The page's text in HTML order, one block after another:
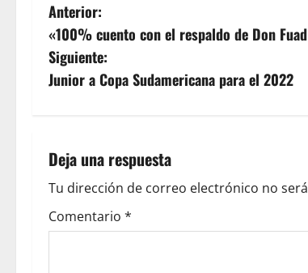
Anterior:
«100% cuento con el respaldo de Don
Siguiente:
Junior a Copa Sudamericana para el 2022
Deja una respuesta
Tu dirección de correo electrónico no
Comentario *